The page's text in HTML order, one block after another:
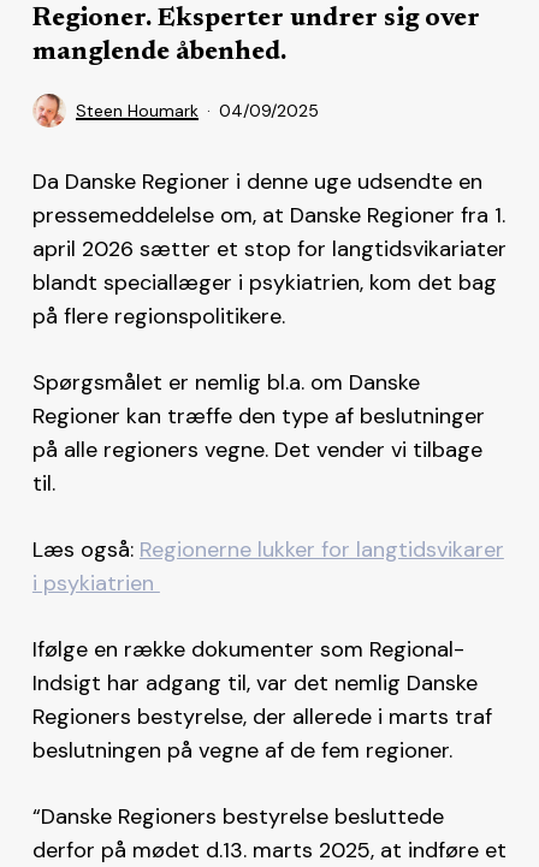
Regioner. Eksperter undrer sig over
manglende åbenhed.
Steen Houmark 04/09/2025
Da Danske Regioner i denne uge udsendte en
pressemeddelelse om, at Danske Regioner fra 1.
april 2026 sætter et stop for langtidsvikariater
blandt speciallæger i psykiatrien, kom det bag
på flere regionspolitikere.
Spørgsmålet er nemlig bl.a. om Danske
Regioner kan træffe den type af beslutninger
på alle regioners vegne. Det vender vi tilbage
til.
Læs også: Regionerne lukker for langtidsvikarer
i psykiatrien
Ifølge en række dokumenter som Regional-
Indsigt har adgang til, var det nemlig Danske
Regioners bestyrelse, der allerede i marts traf
beslutningen på vegne af de fem regioner.
“Danske Regioners bestyrelse besluttede
derfor på mødet d.13. marts 2025, at indføre et